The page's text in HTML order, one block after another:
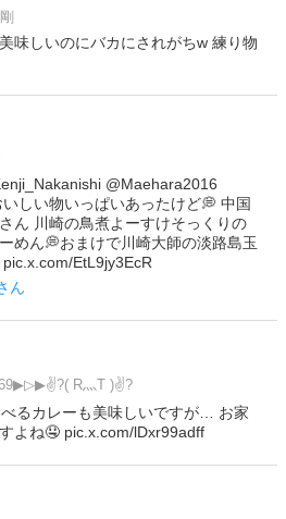
味しいのにバカにされがちw 練り物
@Maehara2016
しい物いっぱいあったけど💭 中国
ん 川崎の鳥煮よーすけそっくりの
めん💭おまけで川崎大師の淡路島玉
EtL9jy3EcR
ん
R灬T )✌?
るカレーも美味しいですが… お家
よね🤤 pic.x.com/lDxr99adff